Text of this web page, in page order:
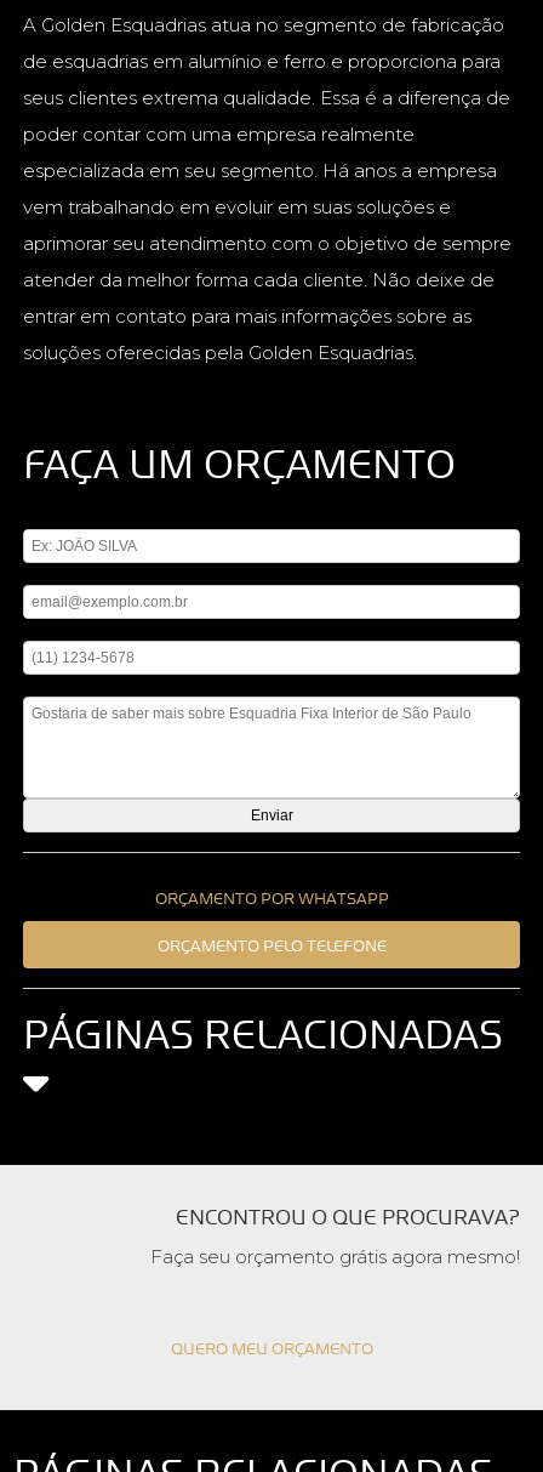
A Golden Esquadrias atua no segmento de fabricação
de esquadrias em alumínio e ferro e proporciona para
seus clientes extrema qualidade. Essa é a diferença de
poder contar com uma empresa realmente
especializada em seu segmento. Há anos a empresa
vem trabalhando em evoluir em suas soluções e
aprimorar seu atendimento com o objetivo de sempre
atender da melhor forma cada cliente. Não deixe de
entrar em contato para mais informações sobre as
soluções oferecidas pela Golden Esquadrias.
FAÇA UM ORÇAMENTO
ORÇAMENTO POR WHATSAPP
ORÇAMENTO PELO TELEFONE
PÁGINAS RELACIONADAS
ENCONTROU O QUE PROCURAVA?
Faça seu orçamento grátis agora mesmo!
QUERO MEU ORÇAMENTO